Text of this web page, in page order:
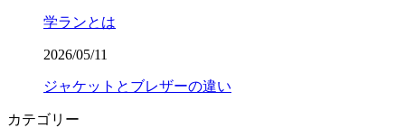
学ランとは
2026/05/11
ジャケットとブレザーの違い
カテゴリー